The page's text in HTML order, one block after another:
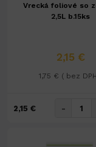
Vrecká foliové so
2,5L b.15ks
2,15 €
1,75 € ( bez
2,15 € -